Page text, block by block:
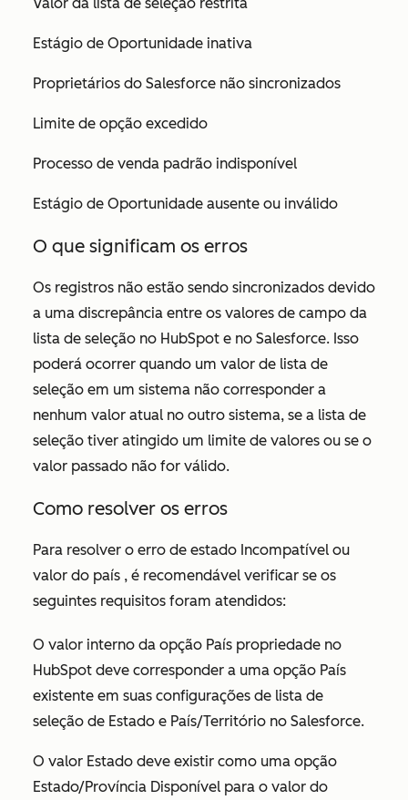
Estágio de Oportunidade inativa
Proprietários do Salesforce não sincronizados
Limite de opção excedido
Processo de venda padrão indisponível
Estágio de Oportunidade ausente ou inválido
O que significam os erros
Os registros não estão sendo sincronizados devido
a uma discrepância entre os valores de campo da
lista de seleção no HubSpot e no Salesforce. Isso
poderá ocorrer quando um valor de lista de
seleção em um sistema não corresponder a
nenhum valor atual no outro sistema, se a lista de
seleção tiver atingido um limite de valores ou se o
valor passado não for válido.
Como resolver os erros
Para resolver o erro de estado Incompatível ou
valor do país , é recomendável verificar se os
seguintes requisitos foram atendidos:
O valor interno da opção País propriedade no
HubSpot deve corresponder a uma opção País
existente em suas configurações de lista de
seleção de Estado e País/Território no Salesforce.
O valor Estado deve existir como uma opção
Estado/Província Disponível para o valor do